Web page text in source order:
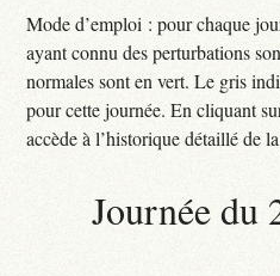
Mode d’emploi : pour chaque
ayant connu des perturbations
normales sont en vert. Le gris
pour cette journée. En cliquant
accède à l’historique détaillé de
Journée du